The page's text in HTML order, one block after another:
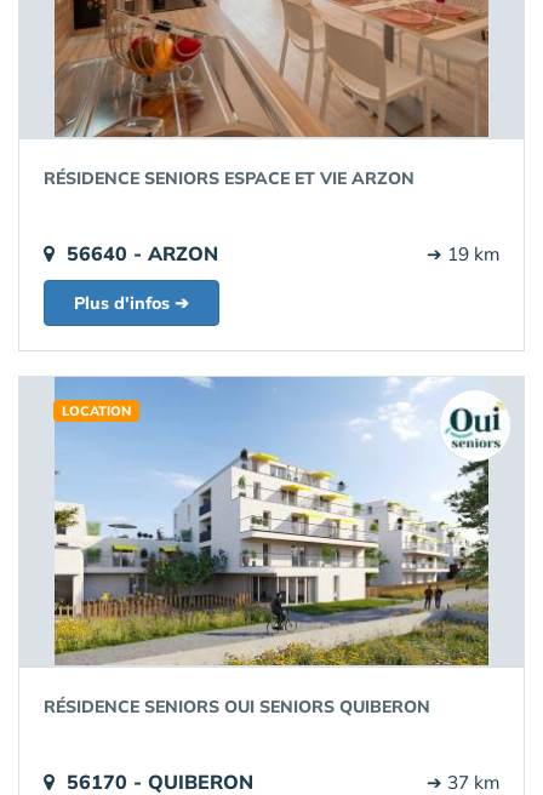
RÉSIDENCE SENIORS ESPACE ET VIE ARZON
56640 - ARZON ➔ 19 km
Plus d'infos ➔
LOCATION
RÉSIDENCE SENIORS OUI SENIORS QUIBERON
56170 - QUIBERON ➔ 37 km